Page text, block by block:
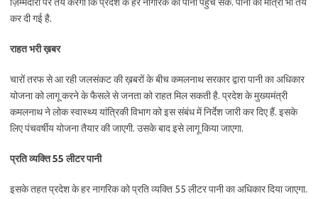
कर दी गई है.
राहत भरी ख़बर
चारों तरफ से आ रही जलसंकट की ख़बरों के बीच कमलनाथ सरकार द्वारा पानी का अधिकार
योजना को लागू करने के फैसले से जनता को राहत मिल सकती है. प्रदेश के मुख्‍यमंत्री
कमलनाथ ने लोक स्वास्थ्य यांत्रिकी विभाग को इस संबंध में निर्देश जारी कर दिए हैं. इसके
लिए पंचवर्षीय योजना तैयार की जाएगी. उसके बाद इसे लागू किया जाएगा.
प्रति व्यक्ति 55 लीटर पानी
इसके तहत प्रदेश के हर नागरिक को प्रति व्यक्ति 55 लीटर पानी का अधिकार दिया जाएगा.